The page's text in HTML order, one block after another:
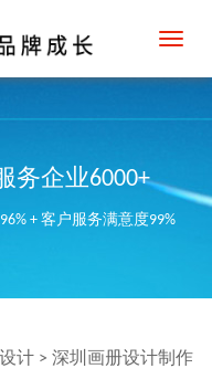
务企业6000+
+ 客户服务满意度99%
计 > 深圳画册设计制作